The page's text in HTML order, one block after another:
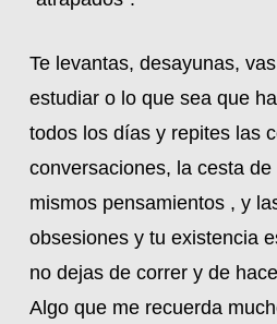
Te levantas, desayunas,
estudiar o lo que sea que
todos los días y repites las
conversaciones, la cesta
mismos pensamientos , y
obsesiones y tu existencia
no dejas de correr y de
Algo que me recuerda